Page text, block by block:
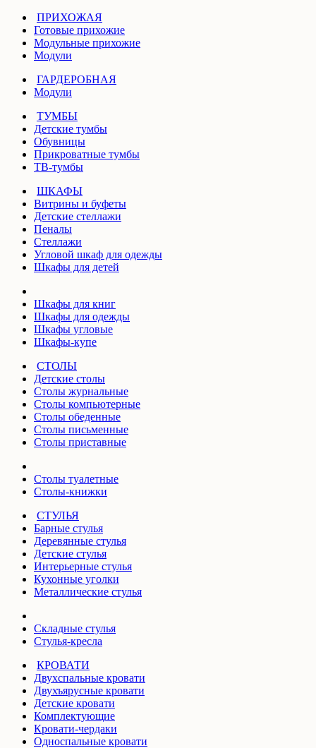
ПРИХОЖАЯ
Готовые прихожие
Модульные прихожие
Модули
ГАРДЕРОБНАЯ
Модули
ТУМБЫ
Детские тумбы
Обувницы
Прикроватные тумбы
ТВ-тумбы
ШКАФЫ
Витрины и буфеты
Детские стеллажи
Пеналы
Стеллажи
Угловой шкаф для одежды
Шкафы для детей
Шкафы для книг
Шкафы для одежды
Шкафы угловые
Шкафы-купе
СТОЛЫ
Детские столы
Столы журнальные
Столы компьютерные
Столы обеденные
Столы письменные
Столы приставные
Столы туалетные
Столы-книжки
СТУЛЬЯ
Барные стулья
Деревянные стулья
Детские стулья
Интерьерные стулья
Кухонные уголки
Металлические стулья
Складные стулья
Стулья-кресла
КРОВАТИ
Двухспальные кровати
Двухъярусные кровати
Детские кровати
Комплектующие
Кровати-чердаки
Односпальные кровати